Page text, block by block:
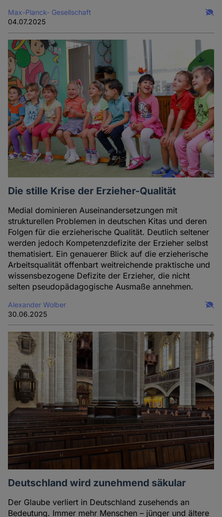
Max-Planck- Gesellschaft
04.07.2025
Die stille Krise der Erzieher-Qualität
Medial dominieren Auseinandersetzungen mit
strukturellen Problemen in deutschen Kitas und deren
Folgen für die erzieherische Qualität. Deutlich seltener
werden jedoch Kompetenzdefizite der Erzieher selbst
thematisiert. Ein genauerer Blick auf die erzieherische
Arbeitsqualität offenbart weitreichende praktische und
wissensbezogene Defizite der Erzieher, die nicht
selten pseudopädagogische Ausmaße annehmen.
Alexander Wolber
30.06.2025
Deutschland wird zunehmend säkular
Der Glaube verliert in Deutschland zusehends an
Bedeutung. Immer mehr Menschen – jünger und ältere